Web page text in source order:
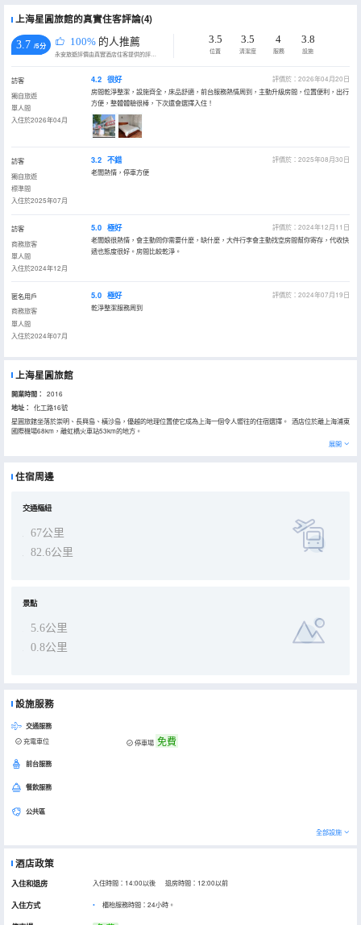
上海星圓旅館的真實住客評論(4)
3.7 /5分 100% 的人推薦
永安旅遊評價由真實酒店住客提供的評價。
3.5
位置
3.5
清潔度
4
服務
3.8
設施
訪客
獨自旅遊
單人間
入住於2026年04月
4.2 很好
評價於：2026年04月20日
房間乾淨整潔，設施齊全，床品舒適，前台服務熱情周到，主動升級房間，位置便利，出行
方便，整體體驗很棒，下次還會選擇入住！
訪客
獨自旅遊
標準間
入住於2025年07月
3.2 不錯
評價於：2025年08月30日
老闆熱情，停車方便
訪客
商務旅客
單人間
入住於2024年12月
5.0 極好
評價於：2024年12月11日
老闆娘很熱情，會主動問你需要什麼，缺什麼，大件行李會主動找空房間幫你寄存，代收快
遞也態度很好。房間比較乾淨。
匿名用戶
商務旅客
單人間
入住於2024年07月
5.0 極好
評價於：2024年07月19日
乾淨整潔服務周到
上海星圓旅館
開業時間： 2016
地址：
化工路16號
星圓旅館坐落於崇明、長興島、橫沙島，優越的地理位置使它成為上海一個令人嚮往的住宿選擇。 酒店位於離上海浦東
國際機場68km，離虹橋火車站53km的地方。
展開
住宿周邊
交通樞紐
67公里
82.6公里
景點
5.6公里
0.8公里
設施服務
交通服務
充電車位 停車場 免費
前台服務
餐飲服務
公共區
全部設施
酒店政策
入住和退房 入住時間：14:00以後 退房時間：12:00以前
入住方式 櫃枱服務時間：24小時。